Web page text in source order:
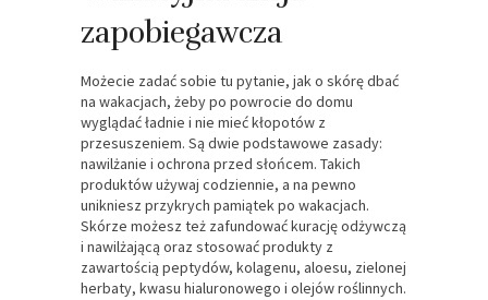
zapobiegawcza
Możecie zadać sobie tu pytanie, jak o skórę dbać
na wakacjach, żeby po powrocie do domu
wyglądać ładnie i nie mieć kłopotów z
przesuszeniem. Są dwie podstawowe zasady:
nawilżanie i ochrona przed słońcem. Takich
produktów używaj codziennie, a na pewno
unikniesz przykrych pamiątek po wakacjach.
Skórze możesz też zafundować kurację odżywczą
i nawilżającą oraz stosować produkty z
zawartością peptydów, kolagenu, aloesu, zielonej
herbaty, kwasu hialuronowego i olejów roślinnych.